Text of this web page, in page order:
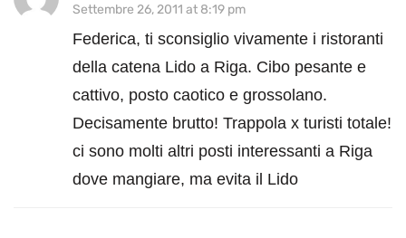
Settembre 26, 2011 at 8:19 pm
Federica, ti sconsiglio vivamente i ristoranti
della catena Lido a Riga. Cibo pesante e
cattivo, posto caotico e grossolano.
Decisamente brutto! Trappola x turisti totale!
ci sono molti altri posti interessanti a Riga
dove mangiare, ma evita il Lido